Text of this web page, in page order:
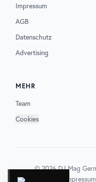
Impressum
AGB
Datenschutz
Advertising
MEHR
Team
Cookies
©2026DJ Mag
Impressum